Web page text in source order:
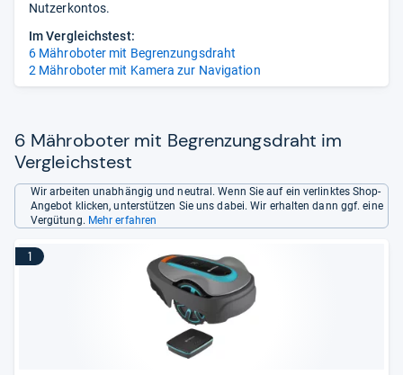
Nutzerkontos.
Im Vergleichstest:
6 Mähroboter mit Begrenzungsdraht
2 Mähroboter mit Kamera zur Navigation
6 Mähroboter mit Begrenzungsdraht im
Vergleichstest
Wir arbeiten unabhängig und neutral. Wenn Sie auf ein verlinktes Shop-
Angebot klicken, unterstützen Sie uns dabei. Wir erhalten dann ggf. eine
Vergütung. Mehr erfahren
1